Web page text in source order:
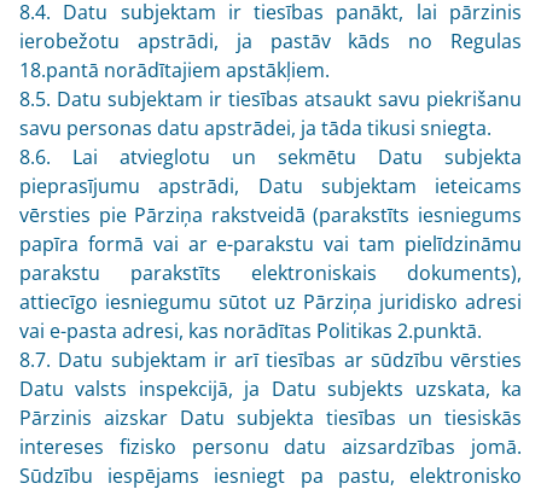
8.4. Datu subjektam ir tiesības panākt, lai pārzinis
ierobežotu apstrādi, ja pastāv kāds no Regulas
18.pantā norādītajiem apstākļiem.
8.5. Datu subjektam ir tiesības atsaukt savu piekrišanu
savu personas datu apstrādei, ja tāda tikusi sniegta.
8.6. Lai atvieglotu un sekmētu Datu subjekta
pieprasījumu apstrādi, Datu subjektam ieteicams
vērsties pie Pārziņa rakstveidā (parakstīts iesniegums
papīra formā vai ar e-parakstu vai tam pielīdzināmu
parakstu parakstīts elektroniskais dokuments),
attiecīgo iesniegumu sūtot uz Pārziņa juridisko adresi
vai e-pasta adresi, kas norādītas Politikas 2.punktā.
8.7. Datu subjektam ir arī tiesības ar sūdzību vērsties
Datu valsts inspekcijā, ja Datu subjekts uzskata, ka
Pārzinis aizskar Datu subjekta tiesības un tiesiskās
intereses fizisko personu datu aizsardzības jomā.
Sūdzību iespējams iesniegt pa pastu, elektronisko